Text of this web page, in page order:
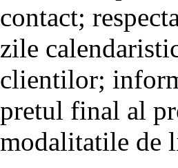
contact;
zile
clientilor;
pretul final al
modalitatile de